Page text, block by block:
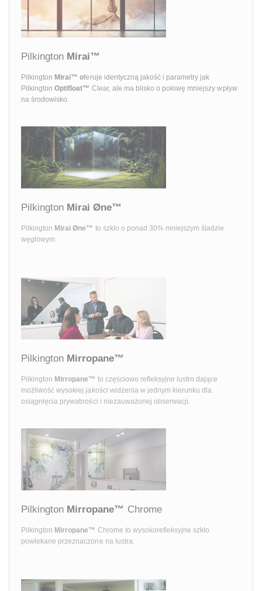
Pilkington Mirai™
Pilkington Mirai™ oferuje identyczną jakość i parametry jak
Pilkington Optifloat™ Clear, ale ma blisko o połowę mniejszy wpływ
na środowisko.
Pilkington Mirai Øne™
Pilkington Mirai Øne™ to szkło o ponad 30% mniejszym śladzie
węglowym.
Pilkington Mirropane™
Pilkington Mirropane™ to częściowo refleksyjne lustro dające
możliwość wysokiej jakości widzenia w jednym kierunku dla
osiągnięcia prywatności i niezauważonej obserwacji.
Pilkington Mirropane™ Chrome
Pilkington Mirropane™ Chrome to wysokorefleksyjne szkło
powlekane przeznaczone na lustra.